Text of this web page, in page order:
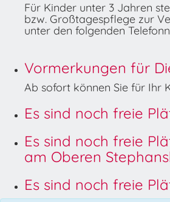
Für Kinder unter 3 Jahren
bzw. Großtagespflege zur
unter den folgenden
Vormerkungen für
Ab sofort können Sie für Ihr
Es sind noch freie
Es sind noch freie
am Oberen
Es sind noch freie